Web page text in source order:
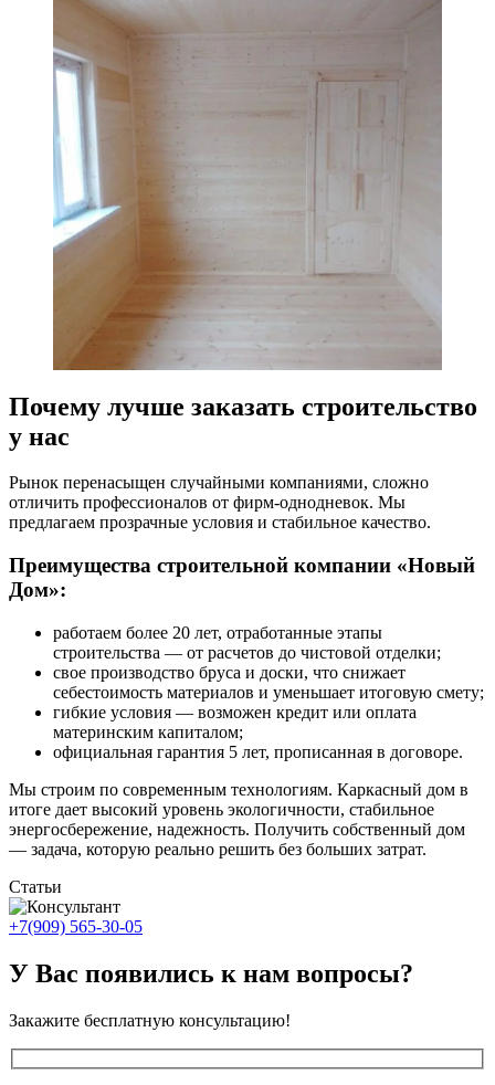
Почему лучше заказать строительство
у нас
Рынок перенасыщен случайными компаниями, сложно
отличить профессионалов от фирм-однодневок. Мы
предлагаем прозрачные условия и стабильное качество.
Преимущества строительной компании «Новый
Дом»:
работаем более 20 лет, отработанные этапы
строительства — от расчетов до чистовой отделки;
свое производство бруса и доски, что снижает
себестоимость материалов и уменьшает итоговую смету;
гибкие условия — возможен кредит или оплата
материнским капиталом;
официальная гарантия 5 лет, прописанная в договоре.
Мы строим по современным технологиям. Каркасный дом в
итоге дает высокий уровень экологичности, стабильное
энергосбережение, надежность. Получить собственный дом
— задача, которую реально решить без больших затрат.
Статьи
+7(909) 565-30-05
У Вас появились к нам вопросы?
Закажите бесплатную консультацию!